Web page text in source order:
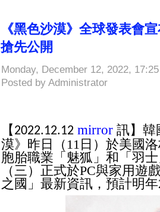
《黑色沙漠》全球發表會
搶先公開
Monday, December 12, 2022,
Posted by Administrator
【2022.12.12 mirror 訊】 韓
漠》昨日（ 11日）於美國
胞胎職業「魅狐」和「羽
（三）正式於PC與家用遊
之國」最新資訊，預計明年